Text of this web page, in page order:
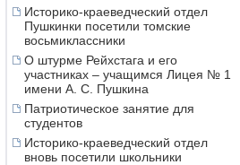
Историко-краеведческий отдел
Пушкинки посетили томские
восьмиклассники
О штурме Рейхстага и его
участниках – учащимся Лицея № 1
имени А. С. Пушкина
Патриотическое занятие для
студентов
Историко-краеведческий отдел
вновь посетили школьники